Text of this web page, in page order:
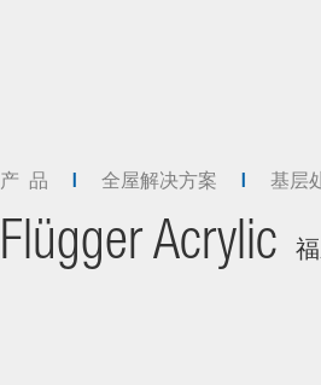
产 品 全屋解决方案 基层
Flügger Acrylic